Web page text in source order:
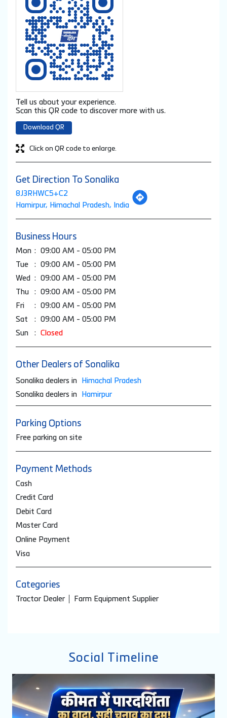
Tell us about your experience.
Scan this QR code to discover more with us.
Download QR
Click on QR code to enlarge.
Get Direction To Sonalika
8J3RHWC5+C2
Hamirpur, Himachal Pradesh, India
Business Hours
Mon
09:00 AM - 05:00 PM
Tue
09:00 AM - 05:00 PM
Wed
09:00 AM - 05:00 PM
Thu
09:00 AM - 05:00 PM
Fri
09:00 AM - 05:00 PM
Sat
09:00 AM - 05:00 PM
Sun
Closed
Other Dealers of Sonalika
Sonalika dealers in
Himachal Pradesh
Sonalika dealers in
Hamirpur
Parking Options
Free parking on site
Payment Methods
Cash
Credit Card
Debit Card
Master Card
Online Payment
Visa
Categories
Tractor Dealer Farm Equipment Supplier
Social Timeline